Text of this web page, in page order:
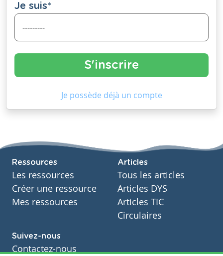
Je suis*
Je possède déjà un compte
Ressources
Les ressources
Créer une ressource
Mes ressources
Articles
Tous les articles
Articles DYS
Articles TIC
Circulaires
Suivez-nous
Contactez-nous